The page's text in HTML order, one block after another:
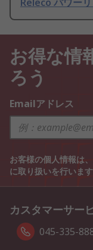
Releco パワー
お得な情
ろう
Emailアドレス
お客様の個人情報は
に取り扱いを行います
カスタマーサー
045-335-